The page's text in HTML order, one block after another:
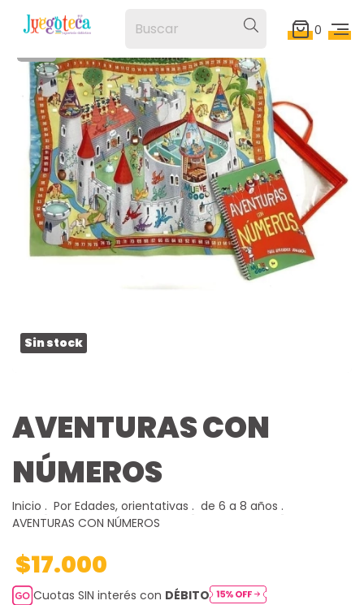
0
AVENTURAS CON
NÚMEROS
Inicio . Por Edades, orientativas . de 6 a 8 años .
AVENTURAS CON NÚMEROS
$17.000
Cuotas SIN interés con DÉBITO
Sin stock